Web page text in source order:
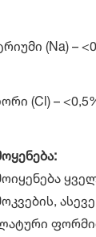
(Na) –
(Cl) –